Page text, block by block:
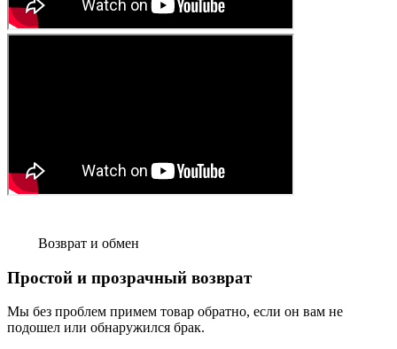
Возврат и обмен
Простой и прозрачный возврат
Мы без проблем примем товар обратно, если он вам не
подошел или обнаружился брак.